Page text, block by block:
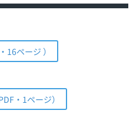
ページ ）
・1ページ）